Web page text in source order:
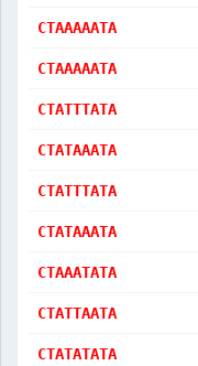
CTAAAAATA
CTAAAAATA
CTATTTATA
CTATAAATA
CTATTTATA
CTATAAATA
CTAAATATA
CTATTAATA
CTATATATA